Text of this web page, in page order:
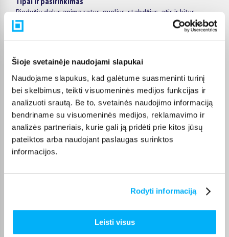
Šioje svetainėje naudojami slapukai
Naudojame slapukus, kad galėtume suasmeninti turinį
bei skelbimus, teikti visuomeninės medijos funkcijas ir
analizuoti srautą. Be to, svetainės naudojimo informaciją
bendriname su visuomeninės medijos, reklamavimo ir
analizės partneriais, kurie gali ją pridėti prie kitos jūsų
pateiktos arba naudojant paslaugas surinktos
informacijos.
Rodyti informaciją
Leisti visus
Riedučių dalys apima ratus, guolius, stabdžius, ašis ir kitus
komponentus. Renkantis svarbu atsižvelgti į suderinamumą su
turimais riedučiais, rato skersmenį ir kietumą, guolių kokybę bei
geresnę kontrolę ir ilgaamžiškumą.
Riedučių dalys tinka tiek pradedantiesiems, tiek pažengusiems
riedučių naudotojams, kurie nori atnaujinti ar pagerinti savo
įrangą. Tai praktiškas pasirinkimas tiems, kurie nori išlaikyti
riedučius geros būklės ir prisitaikyti prie skirtingų važiavimo
sąlygų.
Bigbox
Bigbox siūlo platų riedučių dalių pasirinkimą įvairiems
Užsakytas prekes galite atsiimti vietoje Kaune, adresu Veiverių